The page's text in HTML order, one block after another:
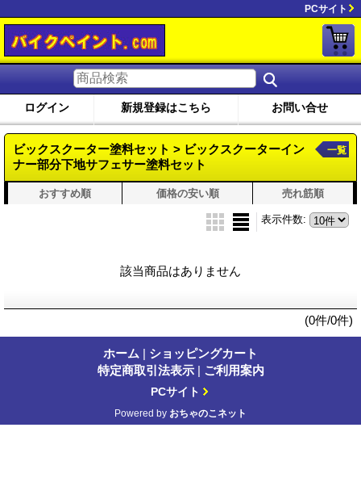
PCサイト
ログイン 新規登録はこちら お問い合せ
ビックスクーター塗料セット > ビックスクーターイン
ナー部分下地サフェサー塗料セット
一覧
おすすめ順 価格の安い順 売れ筋順
表示件数:
該当商品はありません
(0件/0件)
ホーム | ショッピングカート
特定商取引法表示 | ご利用案内
PCサイト
Powered by おちゃのこネット